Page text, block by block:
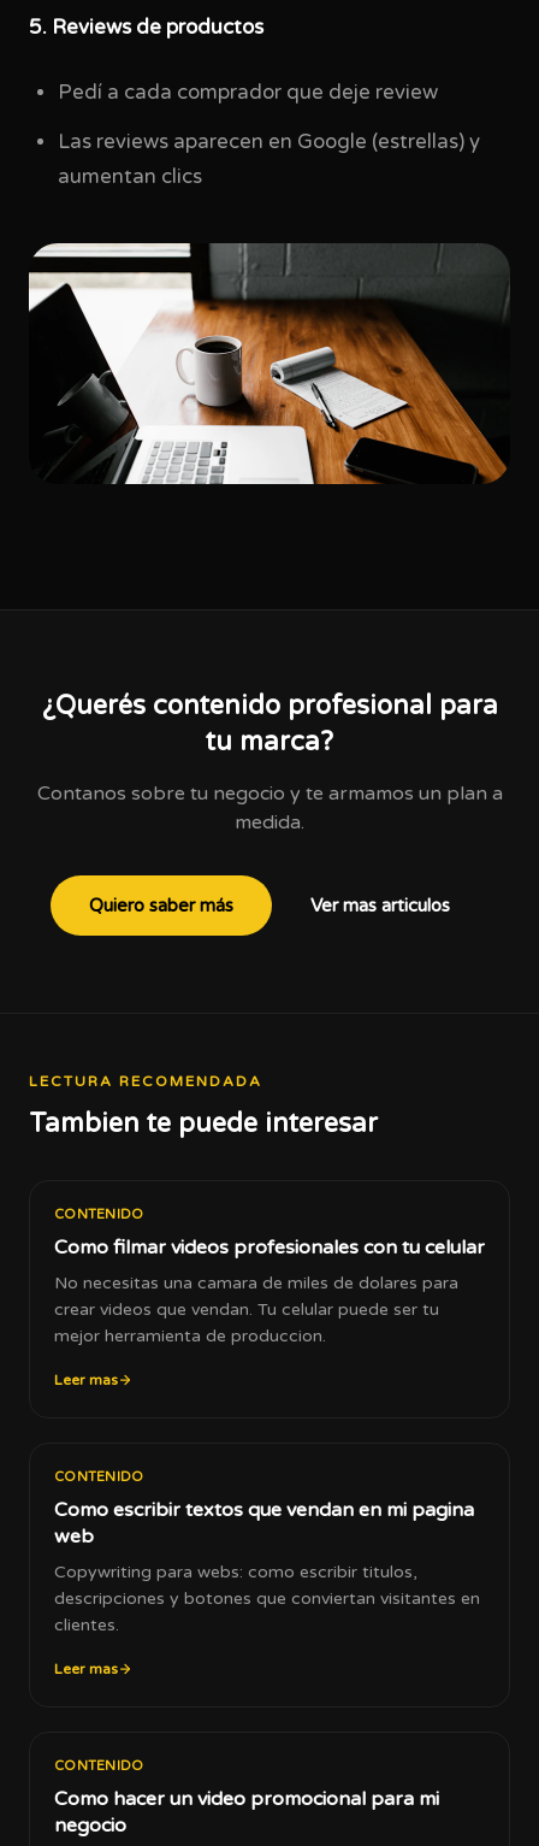
5. Reviews de productos
Pedí a cada comprador que deje review
Las reviews aparecen en Google (estrellas) y
aumentan clics
¿Querés contenido profesional para
tu marca?
Contanos sobre tu negocio y te armamos un plan a
medida.
Quiero saber más Ver mas articulos
LECTURA RECOMENDADA
Tambien te puede interesar
CONTENIDO
Como filmar videos profesionales con tu celular
No necesitas una camara de miles de dolares para
crear videos que vendan. Tu celular puede ser tu
mejor herramienta de produccion.
Leer mas
CONTENIDO
Como escribir textos que vendan en mi pagina
web
Copywriting para webs: como escribir titulos,
descripciones y botones que conviertan visitantes en
clientes.
Leer mas
CONTENIDO
Como hacer un video promocional para mi
negocio